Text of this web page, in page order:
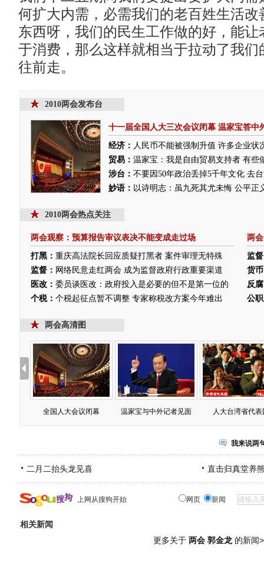
何扩大内需，必需我们的老百姓生活改
东西呀，我们的民生工作做的好，能让
于消费，那么这样就相当于拉动了我们
往前走。
2010两会发布台
十一届全国人大三次会议闭幕 温家宝答中
经济： 人民币不能被强制升值 许多企业状
贸易： 温家宝：我是自由贸易支持者 有些
涉台： 不要因50年政治丢掉5千年文化 去
妙语： 以诗明志：虽九死其尤未悔 公平正
2010两会热点关注
两会观察：预算报告审议表决不能变成走过场
打黑： 重庆高法院长回应质疑打黑者 案件审理无特殊
监督： 网络民意走红两会 成为监督政府行政重要渠道
医改： 委员谈医改：政府投入是必要的但不是第一位的
个税： 个税起征点暂不调整 专家称税改方案今年难出
两
监
货
反
公
两会高清图
全国人大会议闭幕 温家宝与中外记者见面 人大台湾省代表
我来说两
二月二抬头龙见喜 直击归真堂养
上网从搜狗开始 网页 新闻
相关新闻
更多关于 两会 郭金龙的新闻